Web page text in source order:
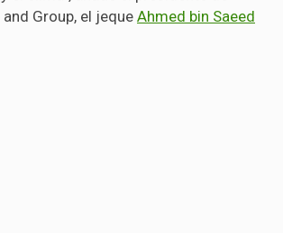
Group, el jeque Ahmed bin Saeed